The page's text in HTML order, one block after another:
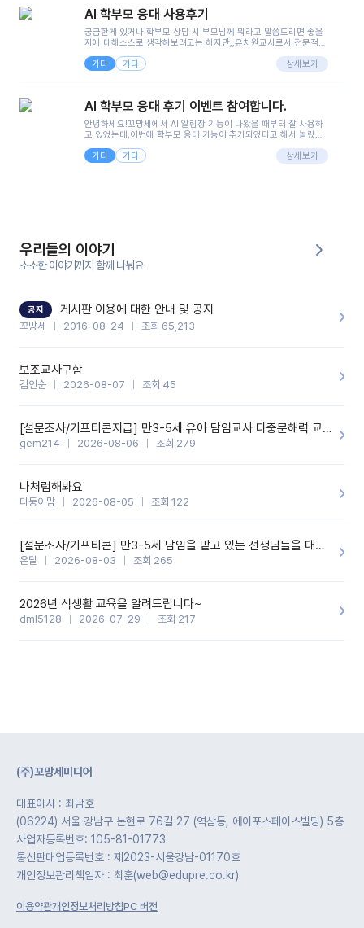
AI 학부모 응대 사용후기
궁금한게 있거나 학부모 상담 시 부모님께 뭐라고 말씀드리면 좋을
지에 대해스스로 생각해보려고는 하지만,,유치원교사로서 전문적인
려니 어려울때가...^^(저만 그런거 아니죠 ㅜㅜ)꼬망봇의 장점은 지
피티나 제미나이는 몇세이고 여자인지 남자인지 등그래도 좀 기본
정보를 제공하면서 물어봐야할 때가 있어그때마다 정보를 입력하는
으셔서 고민이 됐는데ai 학부모 응대를 써볼 수 있어서 좋았어요!앞
면..)그리고 제가 신입 때 이게 있었더라면 ㅜㅜㅜㅜ?응대 팁이 정말
좋은거 같아요지금은 그래도 아이들이 잘 이해 되지만초임 때는 정
말 어려워서 항상다른 선생님들께 도움을 요청했었거든요..ㅠ*일지
쓸 때도 좀 도움이 되는 거 같아요!
기타 기타 상세보기
AI 학부모 응대 후기 이벤트 참여합니다.
안녕하세요!꼬망세에서 AI 알림장 기능이 나왔을 때부터 잘 사용하
고 있었는데,이번에 학부모 응대 기능이 추가되었다고 해서 놀랐습
님 응대에 더 많은 부담을 느끼고 있습니다 ㅠㅠ이번에 제가 원에서
겪은 일과 학부모님께 전달드렸던 내용을 함께 보시고,저와 비슷한
을 많이 하는데,꼬망봇 덕분에 고민하는 시간을 줄이고 학부모님을
안심시킬 수 있었습니다.이 부분은 꼬망봇이 추가로 알려준 응대 tip
입니다.학부모님께 전화를 드리기 전에, 내용을 숙지하여 좀 더 전문
성 있는 교사가 되어 대화를 나눌 수 있었습니다.꼬망세 AI학부모 응
기능을 개발해 주셔서 감사합니다.
기타 기타 상세보기
우리들의 이야기
소소한 이야기까지 함께 나눠요
공지 게시판 이용에 대한 안내 및 공지
꼬망세 2016-08-24 조회 65,213
보조교사구함
김인순 2026-08-07 조회 45
[설문조사/기프티콘지급] 만3-5세 유아 담임교사 다중문해력 교육 증진을 위한 설문조사
gem214 2026-08-06 조회 279
나처럼해봐요
다둥이맘 2026-08-05 조회 122
[설문조사/기프티콘] 만3-5세 담임을 맡고 있는 선생님들을 대상으로 설문조사를 합니다!
온달 2026-08-03 조회 265
2026년 식생활 교육을 알려드립니다~
dml5128 2026-07-29 조회 217
(주)꼬망세미디어
대표이사 : 최남호
(06224) 서울 강남구 논현로 76길 27 (역삼동, 에이포스페이스빌딩) 5층
사업자등록번호: 105-81-01773
통신판매업등록번호 : 제2023-서울강남-01170호
개인정보관리책임자 : 최훈(web@edupre.co.kr)
이용약관개인정보처리방침PC 버전